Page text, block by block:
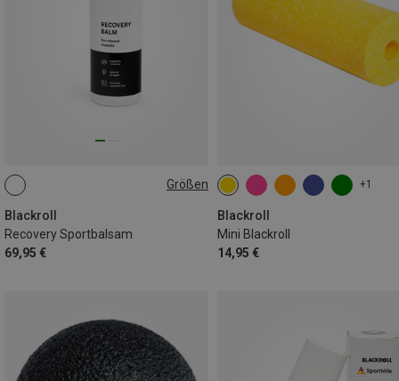
Größen
Blackroll
Recovery Sportbalsam
69,95 €
500ML
+1
Blackroll
Mini Blackroll
14,95 €